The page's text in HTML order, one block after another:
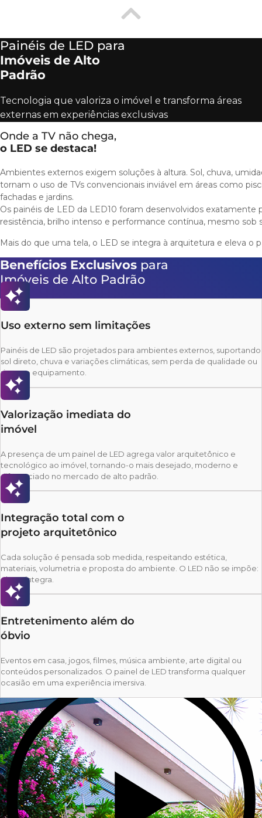
Painéis de LED para
Imóveis de Alto
Padrão
Tecnologia que valoriza o imóvel e transforma áreas
externas em experiências exclusivas
Onde a TV não chega,
o LED se destaca!
Ambientes externos exigem soluções à altura. Sol, chuva,
tornam o uso de TVs convencionais inviável em áreas como
fachadas e jardins.
Os painéis de LED da LED10 foram desenvolvidos exatamente
resistência, brilho intenso e performance contínua, mesmo sob
Mais do que uma tela, o LED se integra à arquitetura e eleva o
Benefícios Exclusivos para
Imóveis de Alto Padrão
Uso externo sem limitações
Painéis de LED são projetados para ambientes externos, suportando
sol direto, chuva e variações climáticas, sem perda de qualidade ou
risco ao equipamento.
Valorização imediata do
imóvel
A presença de um painel de LED agrega valor arquitetônico e
tecnológico ao imóvel, tornando-o mais desejado, moderno e
diferenciado no mercado de alto padrão.
Integração total com o
projeto arquitetônico
Cada solução é pensada sob medida, respeitando estética,
materiais, volumetria e proposta do ambiente. O LED não se impõe:
ele se integra.
Entretenimento além do
óbvio
Eventos em casa, jogos, filmes, música ambiente, arte digital ou
conteúdos personalizados. O painel de LED transforma qualquer
ocasião em uma experiência imersiva.